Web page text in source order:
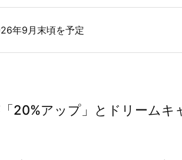
年9月末頃を予定
20%アップ」とドリームキ